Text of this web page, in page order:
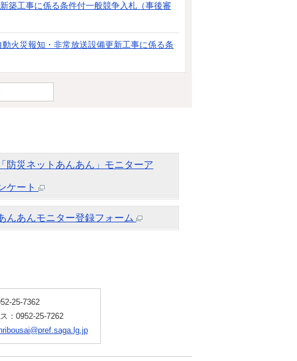
築工事に係る条件付一般競争入札（事後審
動火災報知・非常放送設備更新工事に係る条
「防災ネットあんあん」モニターア
ケート
んあんモニター登録フォーム
25-7362
：0952-25-7262